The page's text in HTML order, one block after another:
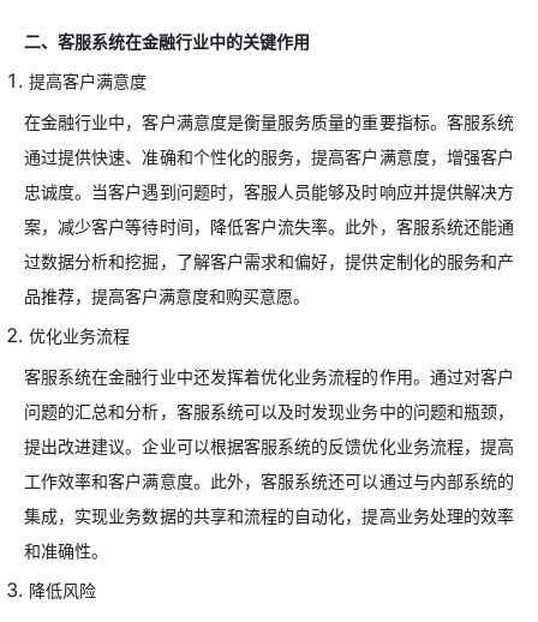
二、客服系统在金融行业中的关键作用
提高客户满意度
在金融行业中，客户满意度是衡量服务质量的重要指标。客服系统
通过提供快速、准确和个性化的服务，提高客户满意度，增强客户
忠诚度。当客户遇到问题时，客服人员能够及时响应并提供解决方
案，减少客户等待时间，降低客户流失率。此外，客服系统还能通
过数据分析和挖掘，了解客户需求和偏好，提供定制化的服务和产
品推荐，提高客户满意度和购买意愿。
优化业务流程
客服系统在金融行业中还发挥着优化业务流程的作用。通过对客户
问题的汇总和分析，客服系统可以及时发现业务中的问题和瓶颈，
提出改进建议。企业可以根据客服系统的反馈优化业务流程，提高
工作效率和客户满意度。此外，客服系统还可以通过与内部系统的
集成，实现业务数据的共享和流程的自动化，提高业务处理的效率
和准确性。
降低风险